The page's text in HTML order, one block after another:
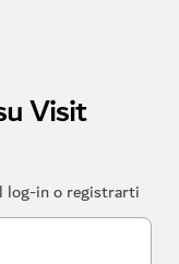
Visit
log-in o registrarti